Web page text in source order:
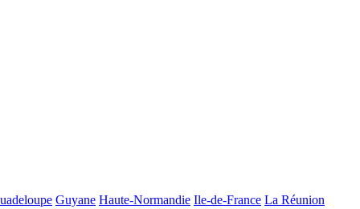
Guyane Haute-Normandie Ile-de-France La Réunion